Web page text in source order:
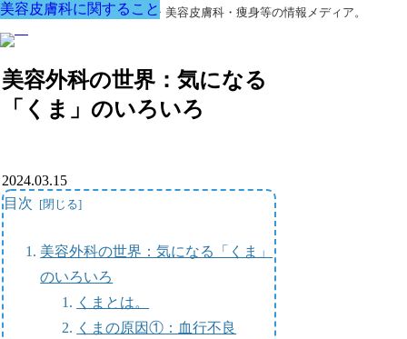
美容外科・アンチエイジング・美容皮膚科・痩身等の情報メディア。
美容外科の世界：気になる
「くま」のいろいろ
美容皮膚科に関すること
2024.03.15
目次
美容外科の世界：気になる「くま」
のいろいろ
くまとは。
くまの原因①：血行不良
美容皮膚科に関すること
美容皮膚科に関すること
美容皮膚科に関すること
美容皮膚科に関すること
美容皮膚科に関すること
美容皮膚科に関すること